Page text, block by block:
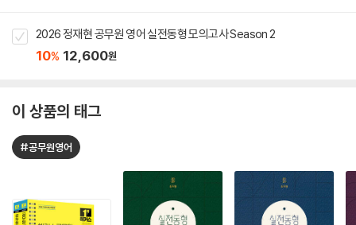
2026 정재현 공무원 영어 실전동형 모의고사 Season 2
10% 12,600원
이 상품의 태그
#공무원영어